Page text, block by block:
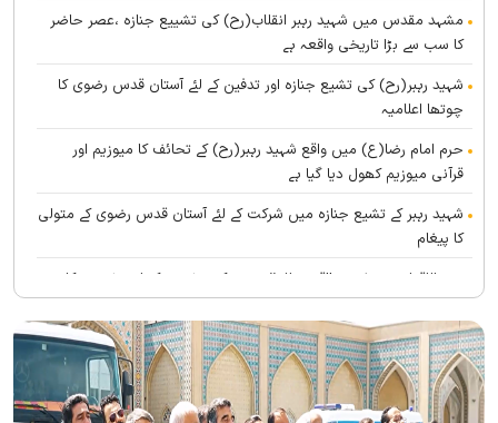
مشہد مقدس میں شہید رہبر انقلاب(رح) کی تشییع جنازہ ،عصر حاضر
کا سب سے بڑا تاریخی واقعہ ہے
شہید رہبر(رح) کی تشیع جنازہ اور تدفین کے لئے آستان قدس رضوی کا
چوتھا اعلامیہ
حرم امام رضا(ع) میں واقع شہید رہبر(رح) کے تحائف کا میوزیم اور
قرآنی میوزیم کھول دیا گیا ہے
شہید رہبر کے تشیع جنازہ میں شرکت کے لئے آستان قدس رضوی کے متولی
کا پیغام
بین الاقوامی سطح پر ’’قومو للہ‘‘ نعرے کی تشریح کے لئے نشست کا
انعقاد
’’قائد الامۃ‘‘ کے عنوان سے لائیو ٹی وی پروگرام
رہبرشہید کے سوگواروں کے لئے کرامت رضوی فاؤنڈیشن کی جانب سے
پذیرائي کا وسیع انتظام